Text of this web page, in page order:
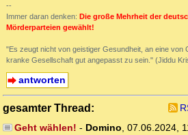
--
Immer daran denken: Die große Mehrheit der
Mörderparteien gewählt!
"Es zeugt nicht von geistiger Gesundheit, an eine von
kranke Gesellschaft gut angepasst zu sein." (Jiddu
antworten
gesamter Thread:
Geht wählen! - Domino, 07.06.2024,